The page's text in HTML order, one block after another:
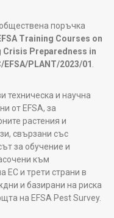
поръчка
Training Courses on
Crisis Preparedness in
EFSA/PLANT/2023/01
техническа и научна
от EFSA, за
растения и
свързани със
за обучение и
към
ЕС и трети страни в
и базирани на риска
на EFSA Pest Survey.